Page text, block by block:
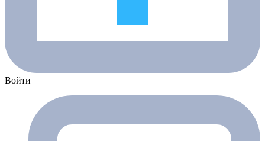
Войти